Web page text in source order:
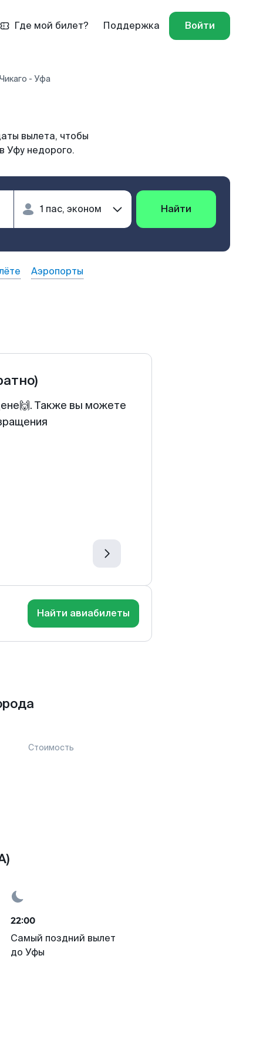
Где мой билет? Поддержка Войти
- Уфа
вылета, чтобы
Уфу недорого.
Найти
Аэропорты
Также вы можете
Найти авиабилеты
Стоимость
22:00
Самый поздний вылет
до Уфы